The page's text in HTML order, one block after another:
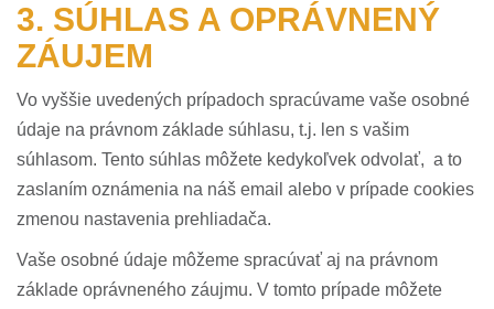
3. SÚHLAS A OPRÁVNENÝ
ZÁUJEM
Vo vyššie uvedených prípadoch spracúvame vaše osobné
údaje na právnom základe súhlasu, t.j. len s vašim
súhlasom. Tento súhlas môžete kedykoľvek odvolať, a to
zaslaním oznámenia na náš email alebo v prípade cookies
zmenou nastavenia prehliadača.
Vaše osobné údaje môžeme spracúvať aj na právnom
základe oprávneného záujmu. V tomto prípade môžete